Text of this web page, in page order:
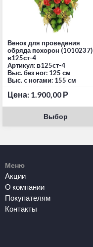
Венок для проведения
обряда похорон (1010237)
в125ст-4
Артикул: в125ст-4
Выс. без ног: 125 см
Выс. c ногами: 155 см
Цена: 1.900,00 Р
Выбор
Меню
Акции
О компании
Покупателям
Контакты